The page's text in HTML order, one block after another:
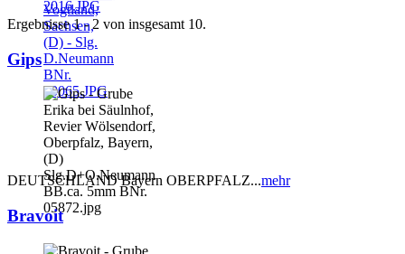
Ergebnisse 1 - 2 von insgesamt 10.
Gips
DEUTSCHLAND Bayern OBERPFALZ...mehr
Bravoit